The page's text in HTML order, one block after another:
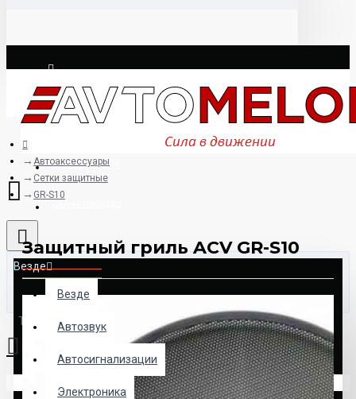
Логин
Регистрация
8925-507-78-06
Везде
Везде
Автозвук
Автосигнализации
Электроника
Товаров: 0 (0.00р.)
Ваша корзина пуста!
Автоаксессуары
Сетки защитные
GR-S10
Защитный гриль ACV GR-S10